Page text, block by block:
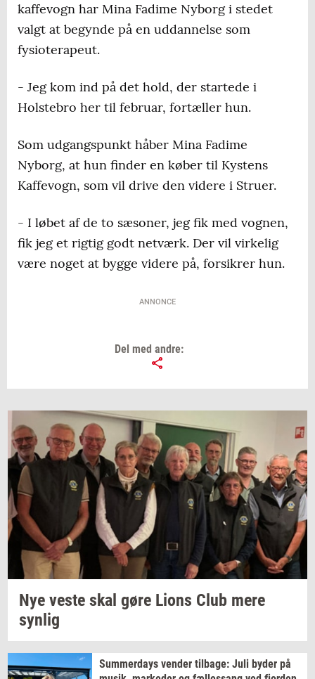
kaffevogn har Mina Fadime Nyborg i stedet
valgt at begynde på en uddannelse som
fysioterapeut.
- Jeg kom ind på det hold, der startede i
Holstebro her til februar, fortæller hun.
Som udgangspunkt håber Mina Fadime
Nyborg, at hun finder en køber til Kystens
Kaffevogn, som vil drive den videre i Struer.
- I løbet af de to sæsoner, jeg fik med vognen,
fik jeg et rigtig godt netværk. Der vil virkelig
være noget at bygge videre på, forsikrer hun.
ANNONCE
Del med andre:
Nye veste skal gøre Lions Club mere
syn­lig
Sum­mer­days ven­der til­ba­ge: Juli byder på